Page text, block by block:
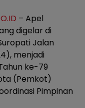
– Apel
digelar di
Jalan
menjadi
ke-79
(Pemkot)
Pimpinan